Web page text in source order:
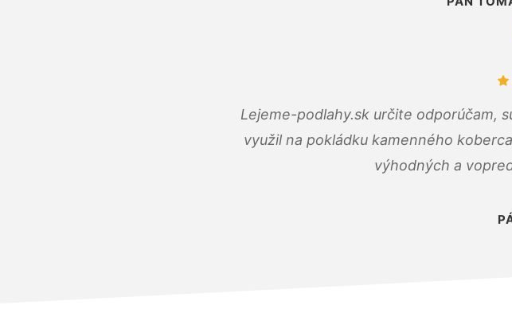
Lejeme-podlahy.sk určite odporúčam,
využil na pokládku kamenného
výhodných a